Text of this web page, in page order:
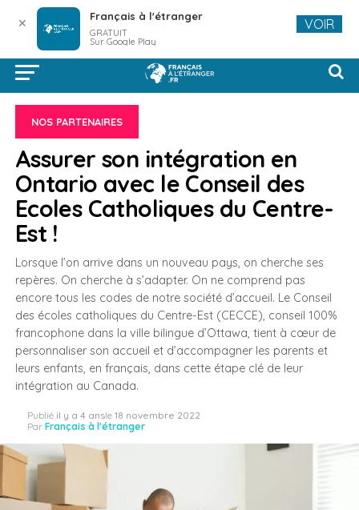
NOS PARTENAIRES
Assurer son intégration en
Ontario avec le Conseil des
Ecoles Catholiques du Centre-
Est !
Lorsque l’on arrive dans un nouveau pays, on cherche ses
repères. On cherche à s’adapter. On ne comprend pas
encore tous les codes de notre société d’accueil. Le Conseil
des écoles catholiques du Centre-Est (CECCE), conseil 100%
francophone dans la ville bilingue d’Ottawa, tient à cœur de
personnaliser son accueil et d’accompagner les parents et
leurs enfants, en français, dans cette étape clé de leur
intégration au Canada.
Publié il y a 4 ansle 18 novembre 2022
Par Français à l'étranger
✕ Français à l'étranger
GRATUIT
Sur Google Play
VOIR